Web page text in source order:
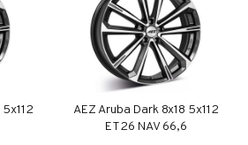
AEZ Aruba Dark 8x18 5x112
ET26 NAV 66,6